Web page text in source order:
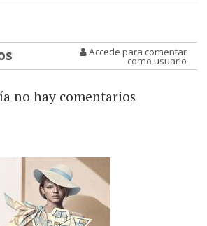
Accede para comentar
como usuario
no hay comentarios